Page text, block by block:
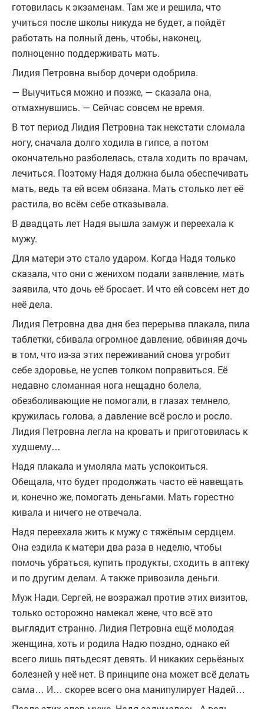
готовилась к экзаменам. Там же и решила, что
учиться после школы никуда не будет, а пойдёт
работать на полный день, чтобы, наконец,
полноценно поддерживать мать.
Лидия Петровна выбор дочери одобрила.
— Выучиться можно и позже, — сказала она,
отмахнувшись. — Сейчас совсем не время.
В тот период Лидия Петровна так некстати сломала
ногу, сначала долго ходила в гипсе, а потом
окончательно разболелась, стала ходить по врачам,
лечиться. Поэтому Надя должна была обеспечивать
мать, ведь та ей всем обязана. Мать столько лет её
растила, во всём себе отказывала.
В двадцать лет Надя вышла замуж и переехала к
мужу.
Для матери это стало ударом. Когда Надя только
сказала, что они с женихом подали заявление, мать
заявила, что дочь её бросает. И что ей совсем нет до
неё дела.
Лидия Петровна два дня без перерыва плакала, пила
таблетки, сбивала огромное давление, обвиняя дочь
в том, что из-за этих переживаний снова угробит
себе здоровье, не успев толком поправиться. Её
недавно сломанная нога нещадно болела,
обезболивающие не помогали, в глазах темнело,
кружилась голова, а давление всё росло и росло.
Лидия Петровна легла на кровать и приготовилась к
худшему…
Надя плакала и умоляла мать успокоиться.
Обещала, что будет продолжать часто её навещать
и, конечно же, помогать деньгами. Мать горестно
кивала и ничего не отвечала.
Надя переехала жить к мужу с тяжёлым сердцем.
Она ездила к матери два раза в неделю, чтобы
помочь убраться, купить продукты, сходить в аптеку
и по другим делам. А также привозила деньги.
Муж Нади, Сергей, не возражал против этих визитов,
только осторожно намекал жене, что всё это
выглядит странно. Лидия Петровна ещё молодая
женщина, хоть и родила Надю поздно, однако ей
всего лишь пятьдесят девять. И никаких серьёзных
болезней у неё нет. В принципе она может всё делать
сама… И… скорее всего она манипулирует Надей…